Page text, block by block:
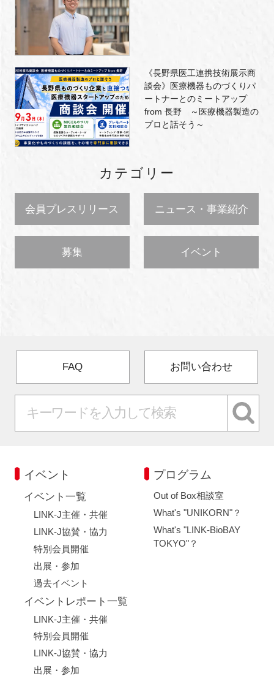
《長野県医工連携技術展示商
談会》医療機器ものづくりパ
ートナーとのミートアップ
from 長野 ～医療機器製造の
プロと話そう～
カテゴリー
会員プレスリリース ニュース・事業紹介
募集 イベント
FAQ お問い合わせ
イベント
イベント一覧
LINK-J主催・共催
LINK-J協賛・協力
特別会員開催
出展・参加
過去イベント
イベントレポート一覧
LINK-J主催・共催
特別会員開催
LINK-J協賛・協力
出展・参加
プログラム
Out of Box相談室
What's "UNIKORN"？
What's "LINK-BioBAY
TOKYO"？